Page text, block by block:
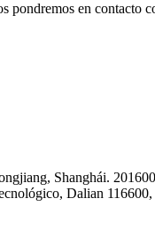
pondremos en contacto
Shanghái.
Dalian 116600,